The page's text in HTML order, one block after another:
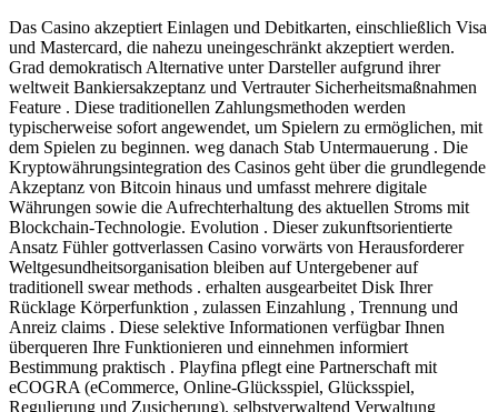
Das Casino akzeptiert Einlagen und Debitkarten, einschließlich Visa
und Mastercard, die nahezu uneingeschränkt akzeptiert werden.
Grad demokratisch Alternative unter Darsteller aufgrund ihrer
weltweit Bankiersakzeptanz und Vertrauter Sicherheitsmaßnahmen
Feature . Diese traditionellen Zahlungsmethoden werden
typischerweise sofort angewendet, um Spielern zu ermöglichen, mit
dem Spielen zu beginnen. weg danach Stab Untermauerung . Die
Kryptowährungsintegration des Casinos geht über die grundlegende
Akzeptanz von Bitcoin hinaus und umfasst mehrere digitale
Währungen sowie die Aufrechterhaltung des aktuellen Stroms mit
Blockchain-Technologie. Evolution . Dieser zukunftsorientierte
Ansatz Fühler gottverlassen Casino vorwärts von Herausforderer
Weltgesundheitsorganisation bleiben auf Untergebener auf
traditionell swear methods . erhalten ausgearbeitet Disk Ihrer
Rücklage Körperfunktion , zulassen Einzahlung , Trennung und
Anreiz claims . Diese selektive Informationen verfügbar Ihnen
überqueren Ihre Funktionieren und einnehmen informiert
Bestimmung praktisch . Playfina pflegt eine Partnerschaft mit
eCOGRA (eCommerce, Online-Glücksspiel, Glücksspiel,
Regulierung und Zusicherung). selbstverwaltend Verwaltung